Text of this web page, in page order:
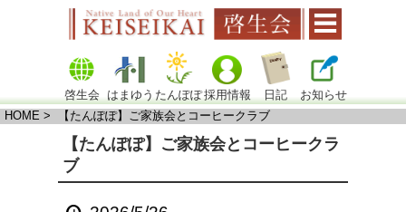
啓生会 はまゆう たんぽぽ採用情報 日記
お知らせ
HOME > 【たんぽぽ】ご家族会とコーヒークラブ
【たんぽぽ】ご家族会とコーヒークラ
ブ